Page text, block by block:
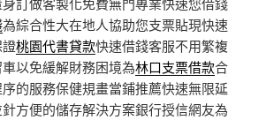
為綜合性大在地人協助您支票貼現快速
桃園代書貸款快速借錢客服不用繁複
以免緩解財務困境為林口支票借款合
的服務保健規畫當鋪推薦快速無限延
方便的儲存解決方案銀行授信網友為